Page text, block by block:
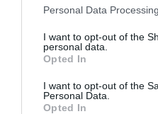
Please note that this website/
not limited to your visit or
grant or deny consent to
use your data for below
consent section.
Personal Data
I want to opt-out of the
personal data.
Opted In
I want to opt-out of the
Personal Data.
Opted In